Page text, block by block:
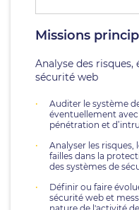
Missions
Analyse des
sécurité web
Auditer le système
éventuellement
pénétration et
Analyser les
failles dans la
des systèmes de
Définir ou faire
sécurité web et